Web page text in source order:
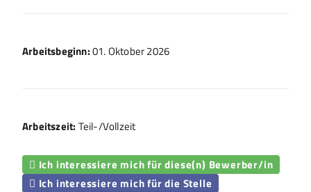
Arbeitsbeginn:01. Oktober 2026
Arbeitszeit: Teil-/Vollzeit
 Ich interessiere mich für diese(n) Bewerber/in
 Ich interessiere mich für die Stelle